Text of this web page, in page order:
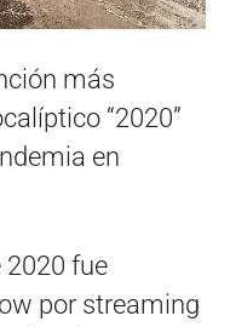
más
“2020”
en
2020 fue
por streaming